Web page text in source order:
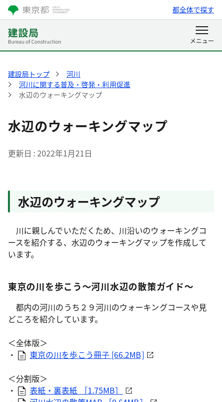
都全体で探す
建設局トップ
河川
河川に関する普及・啓発・利用促進
水辺のウォーキングマップ
水辺のウォーキングマップ
更新日 2022年1月21日
水辺のウォーキングマップ
川に親しんでいただくため、川沿いのウォーキングコ
ースを紹介する、水辺のウォーキングマップを作成して
います。
東京の川を歩こう～河川水辺の散策ガイド～
都内の河川のうち２９河川のウォーキングコースや見
どころを紹介しています。
＜全体版＞
・
東京の川を歩こう冊子 [66.2MB]
＜分割版＞
・
表紙・裏表紙 ［1.75MB］